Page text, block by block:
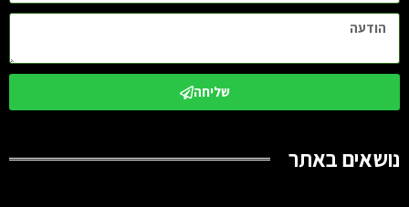
שליחה
נושאים באתר